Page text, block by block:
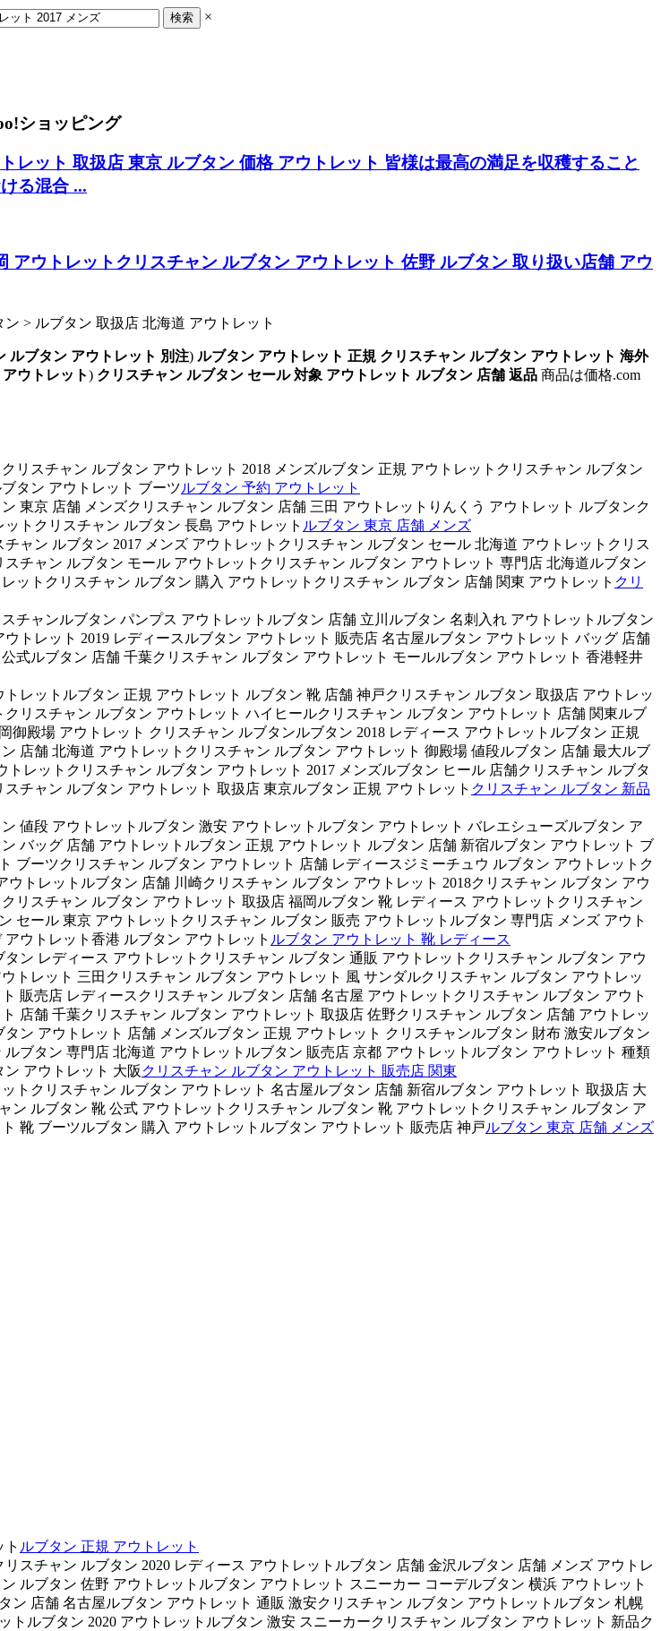
×
ショッピング
レット 取扱店 東京 ルブタン 価格 アウトレット 皆様は最高の満足を収穫すること
る混合 ...
アウトレットクリスチャン ルブタン アウトレット 佐野 ルブタン 取り扱い店舗 アウ
> ルブタン 取扱店 北海道 アウトレット
ルブタン アウトレット 別注) ルブタン アウトレット 正規 クリスチャン ルブタン アウトレット 海外
ウトレット) クリスチャン ルブタン セール 対象 アウトレット ルブタン 店舗 返品 商品は価格.com
スチャン ルブタン アウトレット 2018 メンズルブタン 正規 アウトレットクリスチャン ルブタン
タン アウトレット ブーツルブタン 予約 アウトレット
東京 店舗 メンズクリスチャン ルブタン 店舗 三田 アウトレットりんくう アウトレット ルブタンク
トクリスチャン ルブタン 長島 アウトレット ルブタン 東京 店舗 メンズ
ャン ルブタン 2017 メンズ アウトレットクリスチャン ルブタン セール 北海道 アウトレットクリス
チャン ルブタン モール アウトレットクリスチャン ルブタン アウトレット 専門店 北海道ルブタン
トクリスチャン ルブタン 購入 アウトレットクリスチャン ルブタン 店舗 関東 アウトレット クリ
チャンルブタン パンプス アウトレットルブタン 店舗 立川ルブタン 名刺入れ アウトレットルブタン
トレット 2019 レディースルブタン アウトレット 販売店 名古屋ルブタン アウトレット バッグ 店舗
式ルブタン 店舗 千葉クリスチャン ルブタン アウトレット モールルブタン アウトレット 香港軽井
レットルブタン 正規 アウトレット ルブタン 靴 店舗 神戸クリスチャン ルブタン 取扱店 アウトレッ
リスチャン ルブタン アウトレット ハイヒールクリスチャン ルブタン アウトレット 店舗 関東ルブ
殿場 アウトレット クリスチャン ルブタンルブタン 2018 レディース アウトレットルブタン 正規
店舗 北海道 アウトレットクリスチャン ルブタン アウトレット 御殿場 値段ルブタン 店舗 最大ルブ
レットクリスチャン ルブタン アウトレット 2017 メンズルブタン ヒール 店舗クリスチャン ルブタ
チャン ルブタン アウトレット 取扱店 東京ルブタン 正規 アウトレット クリスチャン ルブタン 新品
値段 アウトレットルブタン 激安 アウトレットルブタン アウトレット バレエシューズルブタン ア
バッグ 店舗 アウトレットルブタン 正規 アウトレット ルブタン 店舗 新宿ルブタン アウトレット ブ
ブーツクリスチャン ルブタン アウトレット 店舗 レディースジミーチュウ ルブタン アウトレットク
トレットルブタン 店舗 川崎クリスチャン ルブタン アウトレット 2018クリスチャン ルブタン アウ
リスチャン ルブタン アウトレット 取扱店 福岡ルブタン 靴 レディース アウトレットクリスチャン
セール 東京 アウトレットクリスチャン ルブタン 販売 アウトレットルブタン 専門店 メンズ アウト
ウトレット香港 ルブタン アウトレット ルブタン アウトレット 靴 レディース
ン レディース アウトレットクリスチャン ルブタン 通販 アウトレットクリスチャン ルブタン アウ
トレット 三田クリスチャン ルブタン アウトレット 風 サンダルクリスチャン ルブタン アウトレッ
販売店 レディースクリスチャン ルブタン 店舗 名古屋 アウトレットクリスチャン ルブタン アウト
店舗 千葉クリスチャン ルブタン アウトレット 取扱店 佐野クリスチャン ルブタン 店舗 アウトレッ
ン アウトレット 店舗 メンズルブタン 正規 アウトレット クリスチャンルブタン 財布 激安ルブタン
ブタン 専門店 北海道 アウトレットルブタン 販売店 京都 アウトレットルブタン アウトレット 種類
アウトレット 大阪 クリスチャン ルブタン アウトレット 販売店 関東
トクリスチャン ルブタン アウトレット 名古屋ルブタン 店舗 新宿ルブタン アウトレット 取扱店 大
ルブタン 靴 公式 アウトレットクリスチャン ルブタン 靴 アウトレットクリスチャン ルブタン ア
靴 ブーツルブタン 購入 アウトレットルブタン アウトレット 販売店 神戸ルブタン 東京 店舗 メンズ
ルブタン 正規 アウトレット
スチャン ルブタン 2020 レディース アウトレットルブタン 店舗 金沢ルブタン 店舗 メンズ アウトレ
ルブタン 佐野 アウトレットルブタン アウトレット スニーカー コーデルブタン 横浜 アウトレット
店舗 名古屋ルブタン アウトレット 通販 激安クリスチャン ルブタン アウトレットルブタン 札幌
ルブタン 2020 アウトレットルブタン 激安 スニーカークリスチャン ルブタン アウトレット 新品ク